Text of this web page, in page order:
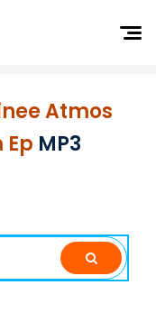
Atmos
MP3